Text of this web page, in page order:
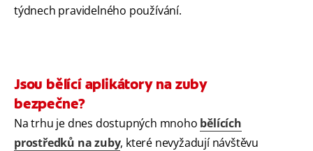
týdnech pravidelného používání.
Jsou bělící aplikátory na zuby
bezpečne?
Na trhu je dnes dostupných mnoho bělících
prostředků na zuby, které nevyžadují návštěvu